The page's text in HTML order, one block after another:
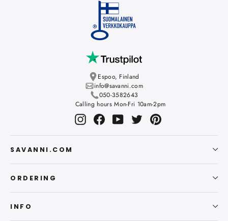
Espoo, Finland
info@savanni.com
050-3582643
Calling hours Mon-Fri 10am-2pm
InstagramFacebookYouTubeTwitterPinterest
SAVANNI.COM
ORDERING
INFO